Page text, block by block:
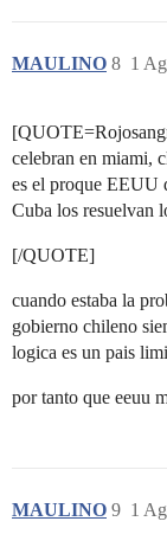
MAULINO 1
8
celebran en miami,
es el proque EEUU
Cuba los resuelvan
[/QUOTE]
cuando estaba la
gobierno chileno
logica es un pais
por tanto que eeuu
MAULINO 1
9